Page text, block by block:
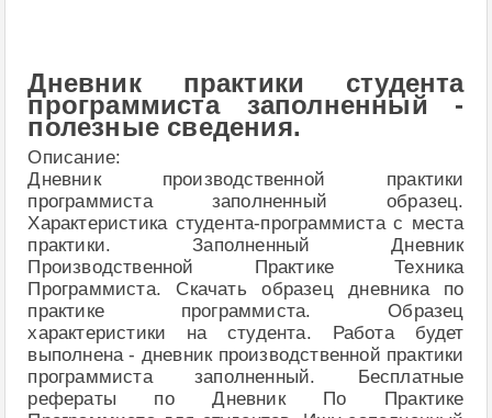
Дневник практики студента
программиста заполненный -
полезные сведения.
Описание:
Дневник производственной практики
программиста заполненный образец.
Характеристика студента-программиста с места
практики. Заполненный Дневник
Производственной Практике Техника
Программиста. Скачать образец дневника по
практике программиста. Образец
характеристики на студента. Работа будет
выполнена - дневник производственной практики
программиста заполненный. Бесплатные
рефераты по Дневник По Практике